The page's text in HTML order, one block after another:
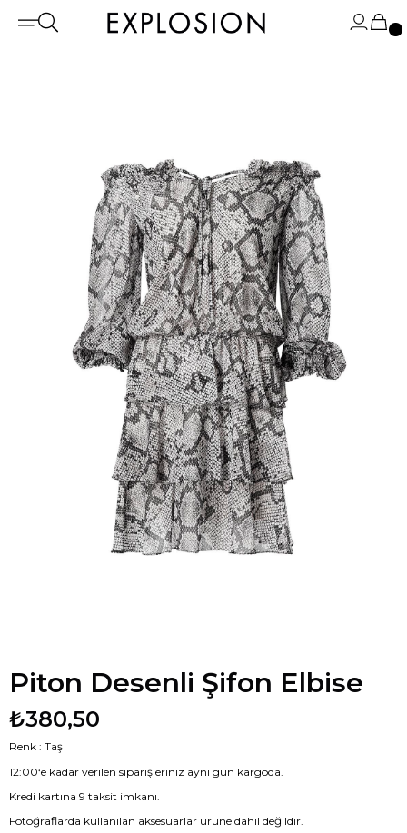
Piton Desenli Şifon Elbise
₺380,50
Renk : Taş
12:00‘e kadar verilen siparişleriniz aynı gün kargoda.
Kredi kartına 9 taksit imkanı.
Fotoğraflarda kullanılan aksesuarlar ürüne dahil değildir.